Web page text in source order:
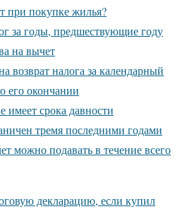
при покупке жилья?
за годы, предшествующие году
на вычет
возврат налога за календарный
его окончании
срока давности
тремя последними годами
можно подавать в течение всего
декларацию, если купил